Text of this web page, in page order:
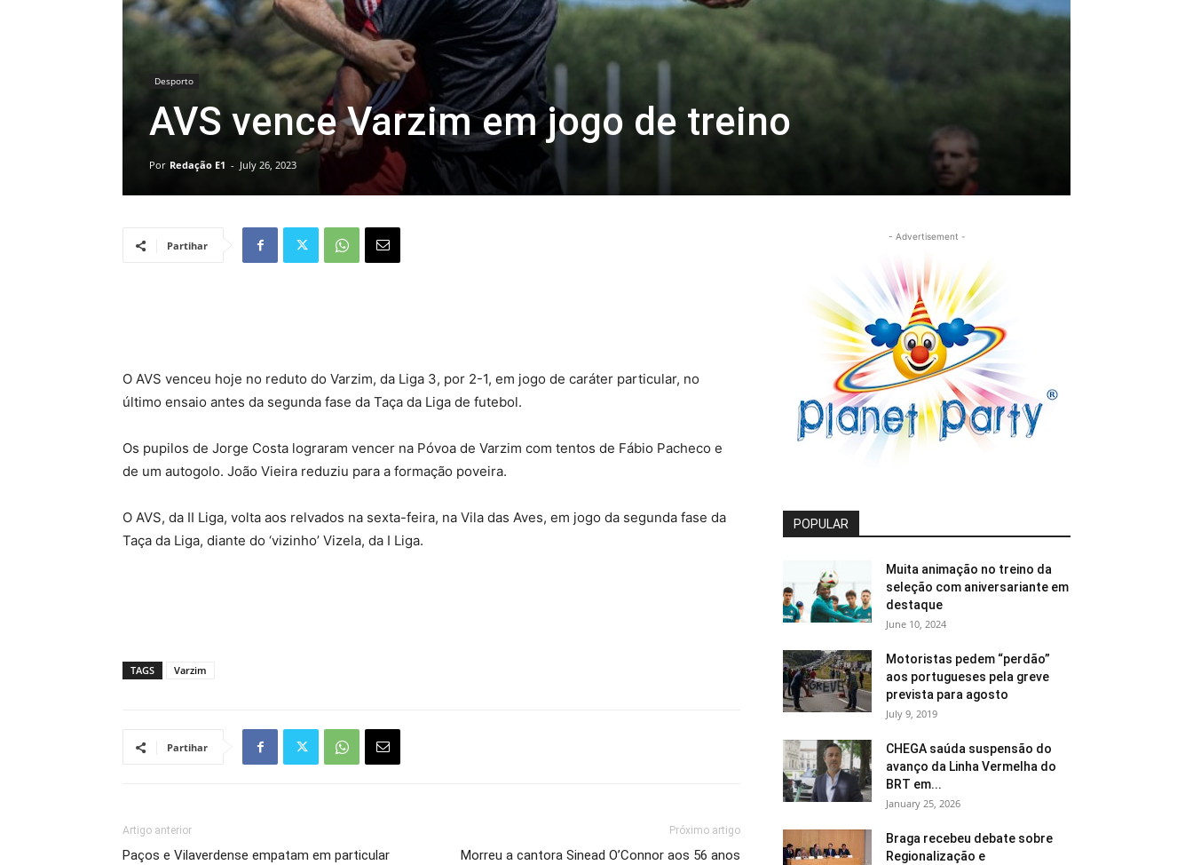
Desporto
AVS vence Varzim em jogo de treino
Por Redação E1 - July 26, 2023
Partihar
O AVS venceu hoje no reduto do Varzim, da Liga 3, por 2-1, em jogo de caráter particular, no
último ensaio antes da segunda fase da Taça da Liga de futebol.
Os pupilos de Jorge Costa lograram vencer na Póvoa de Varzim com tentos de Fábio Pacheco e
de um autogolo. João Vieira reduziu para a formação poveira.
O AVS, da II Liga, volta aos relvados na sexta-feira, na Vila das Aves, em jogo da segunda fase da
Taça da Liga, diante do ‘vizinho’ Vizela, da I Liga.
TAGS Varzim
Partihar
Artigo anterior
Paços e Vilaverdense empatam em particular
Próximo artigo
Morreu a cantora Sinead O’Connor aos 56 anos
- Advertisement -
POPULAR
Muita animação no treino da
seleção com aniversariante em
destaque
June 10, 2024
Motoristas pedem “perdão”
aos portugueses pela greve
prevista para agosto
July 9, 2019
CHEGA saúda suspensão do
avanço da Linha Vermelha do
BRT em...
January 25, 2026
Braga recebeu debate sobre
Regionalização e